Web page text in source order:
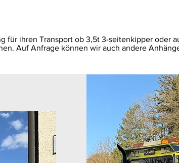
für ihren Transport ob 3,5t 3-seitenkipper oder
Auf Anfrage können wir auch andere